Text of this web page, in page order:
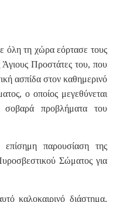
τη χώρα εόρτασε τους
Προστάτες του, που
ασπίδα στον καθημερινό
ο οποίος μεγεθύνεται
σοβαρά προβλήματα του
παρουσίαση της
Σώματος για
καλοκαιρινό διάστημα,